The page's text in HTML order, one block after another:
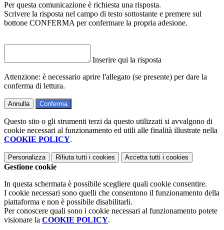
Per questa comunicazione è richiesta una risposta.
Scrivere la risposta nel campo di testo sottostante e premere sul
bottone CONFERMA per confermare la propria adesione.
Inserire qui la risposta
Attenzione: è necessario aprire l'allegato (se presente) per dare la
conferma di lettura.
Annulla Conferma
Questo sito o gli strumenti terzi da questo utilizzati si avvalgono di
cookie necessari al funzionamento ed utili alle finalità illustrate nella
COOKIE POLICY.
Personalizza Rifiuta tutti i cookies Accetta tutti i cookies
Gestione cookie
In questa schermata è possibile scegliere quali cookie consentire.
I cookie necessari sono quelli che consentono il funzionamento della
piattaforma e non è possibile disabilitarli.
Per conoscere quali sono i cookie necessari al funzionamento potete
visionare la COOKIE POLICY.